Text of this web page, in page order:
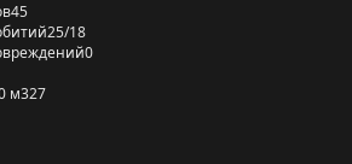
45
25/18
0
м327